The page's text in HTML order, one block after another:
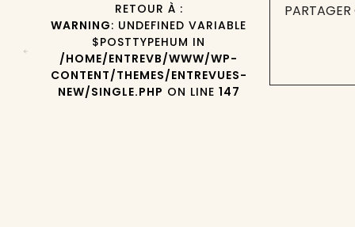
RETOUR À :
WARNING: UNDEFINED VARIABLE
$POSTTYPEHUM IN
/HOME/ENTREVB/WWW/WP-
CONTENT/THEMES/ENTREVUES-
NEW/SINGLE.PHP ON LINE 147